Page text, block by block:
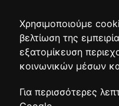
Χρησιμοποιούμε
βελτίωση της
εξατομίκευση
κοινωνικών μέσων
Για περισσότερες
σε αυτό το σύνδεσμο, η
καθορίζονται στηνΠολιτική
by